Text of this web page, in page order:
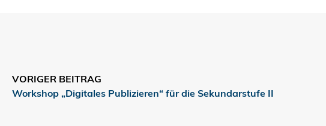
VORIGER BEITRAG
Workshop „Digitales Publizieren“ für die Sekundarstufe II